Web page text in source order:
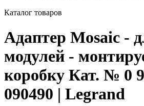
Каталог товаров
Адаптер Mosaic -
модулей -
коробку Кат. № 0
090490 | Legrand